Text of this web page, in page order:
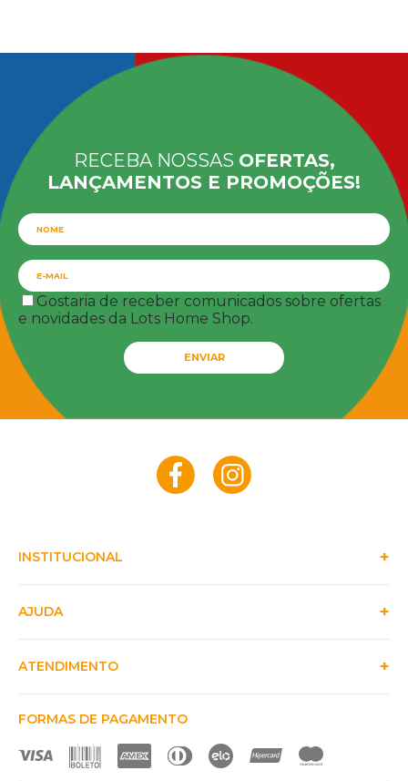
RECEBA NOSSAS OFERTAS,
LANÇAMENTOS E PROMOÇÕES!
Gostaria de receber comunicados sobre ofertas
e novidades da Lots Home Shop.
ENVIAR
INSTITUCIONAL
AJUDA
ATENDIMENTO
FORMAS DE PAGAMENTO